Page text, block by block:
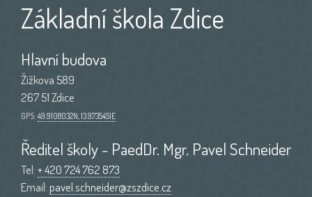
Základní škola Zdice
Hlavní budova
Žižkova 589
267 51 Zdice
GPS: 49.9108032N, 13.9735451E
Ředitel školy - PaedDr. Mgr. Pavel Schneider
Tel:+ 420 724 762 873
Email:pavel.schneider@zszdice.cz